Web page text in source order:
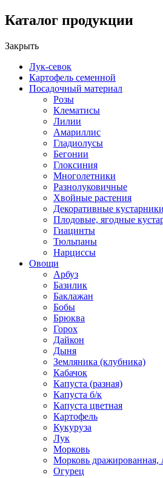
Каталог продукции
Закрыть
Лук-севок
Картофель семенной
Посадочный материал
Розы
Клематисы
Лилии
Амариллис
Гладиолусы
Бегонии
Глоксиния
Многолетники
Разнолуковичные
Хвойные растения
Декоративные
Плодовые, ягодные
Гиацинты
Тюльпаны
Нарциссы
Овощи
Арбуз
Базилик
Баклажан
Бобы
Брюква
Горох
Дайкон
Дыня
Земляника (клубника)
Кабачок
Капуста (разная)
Капуста б/к
Капуста цветная
Картофель
Кукуруза
Лук
Морковь
Морковь дражированная,
Огурец